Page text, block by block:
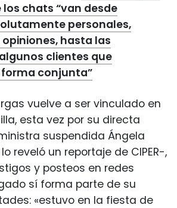
chats “van desde
personales,
hasta las
clientes que
conjunta”
vuelve a ser vinculado en
esta vez por su directa
suspendida Ángela
reveló un reportaje de CIPER-,
y posteos en redes
sí forma parte de su
«estuvo en la fiesta de